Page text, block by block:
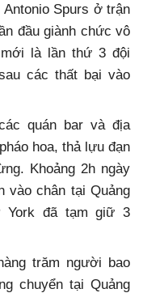
Antonio Spurs ở trận
đầu giành chức vô
là lần thứ 3 đội
các thất bại vào
quán bar và địa
hoa, thả lựu đạn
Khoảng 2h ngày
vào chân tại Quảng
York đã tạm giữ 3
trăm người bao
chuyển tại Quảng